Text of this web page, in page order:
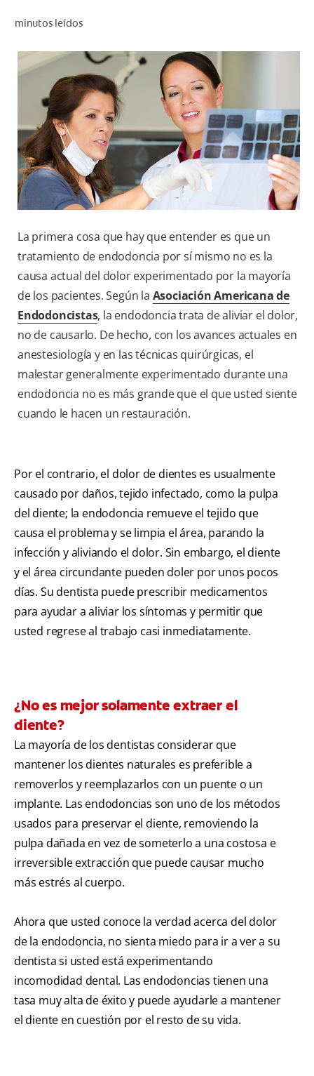
PROMOCIONES
SV (ES)
SUSCRÍBASE
minutos leídos
La primera cosa que hay que entender es que un
tratamiento de endodoncia por sí mismo no es la
causa actual del dolor experimentado por la mayoría
de los pacientes. Según la Asociación Americana de
Endodoncistas, la endodoncia trata de aliviar el dolor,
no de causarlo. De hecho, con los avances actuales en
anestesiología y en las técnicas quirúrgicas, el
malestar generalmente experimentado durante una
endodoncia no es más grande que el que usted siente
cuando le hacen un restauración.
Por el contrario, el dolor de dientes es usualmente
causado por daños, tejido infectado, como la pulpa
del diente; la endodoncia remueve el tejido que
causa el problema y se limpia el área, parando la
infección y aliviando el dolor. Sin embargo, el diente
y el área circundante pueden doler por unos pocos
días. Su dentista puede prescribir medicamentos
para ayudar a aliviar los síntomas y permitir que
usted regrese al trabajo casi inmediatamente.
¿No es mejor solamente extraer el
diente?
La mayoría de los dentistas considerar que
mantener los dientes naturales es preferible a
removerlos y reemplazarlos con un puente o un
implante. Las endodoncias son uno de los métodos
usados para preservar el diente, removiendo la
pulpa dañada en vez de someterlo a una costosa e
irreversible extracción que puede causar mucho
más estrés al cuerpo.
Ahora que usted conoce la verdad acerca del dolor
de la endodoncia, no sienta miedo para ir a ver a su
dentista si usted está experimentando
incomodidad dental. Las endodoncias tienen una
tasa muy alta de éxito y puede ayudarle a mantener
el diente en cuestión por el resto de su vida.